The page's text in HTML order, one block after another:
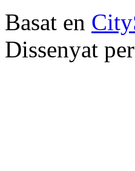
Basat en
Dissenyat